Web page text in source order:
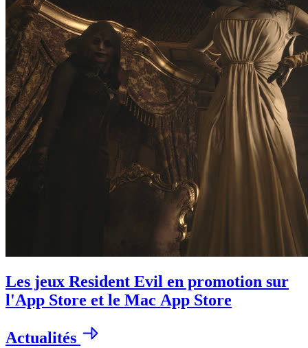
Les jeux Resident Evil en promotion sur
l'App Store et le Mac App Store
Actualités